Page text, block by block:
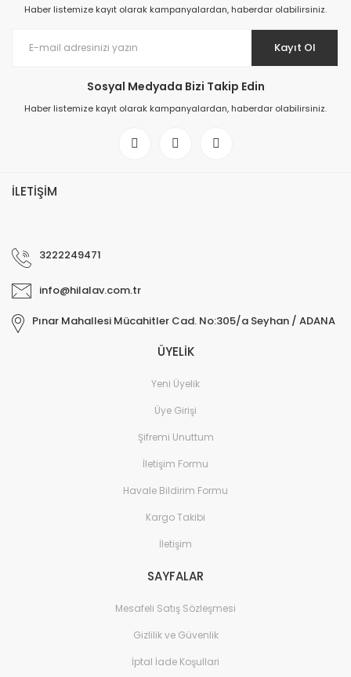
Haber listemize kayıt olarak kampanyalardan, haberdar olabilirsiniz.
Kayıt Ol
Sosyal Medyada Bizi Takip Edin
Haber listemize kayıt olarak kampanyalardan, haberdar olabilirsiniz.
İLETİŞİM
3222249471
info@hilalav.com.tr
Pınar Mahallesi Mücahitler Cad. No:305/a Seyhan / ADANA
ÜYELİK
Yeni Üyelik
Üye Girişi
Şifremi Unuttum
İletişim Formu
Havale Bildirim Formu
Kargo Takibi
İletişim
SAYFALAR
Mesafeli Satış Sözleşmesi
Gizlilik ve Güvenlik
İptal İade Koşullari